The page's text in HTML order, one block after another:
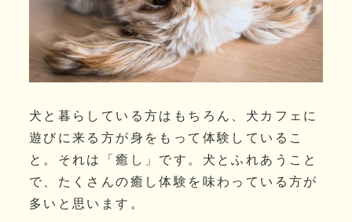
犬と暮らしている方はもちろん、犬カフェに
遊びに来る方が身をもって体験しているこ
と。それは「癒し」です。犬とふれあうこと
で、たくさんの癒し体験を味わっている方が
多いと思います。